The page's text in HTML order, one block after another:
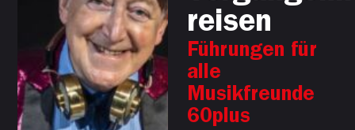
reisen
Führungen für
alle
Musikfreunde
60plus